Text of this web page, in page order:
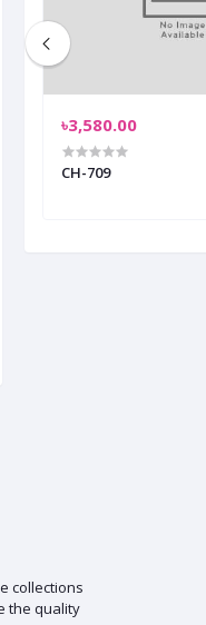
৳3,580.00
CH-709
collections
the quality